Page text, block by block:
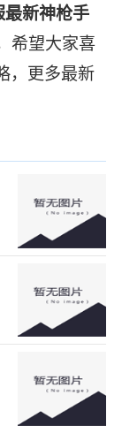
新神枪手
希望大家喜
，更多最新